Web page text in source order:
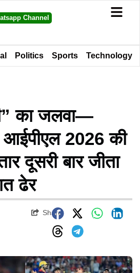
Channel
Politics Sports Technology
का जलवा—
आईपीएल 2026 की
दूसरी बार जीता
ढेर
Share